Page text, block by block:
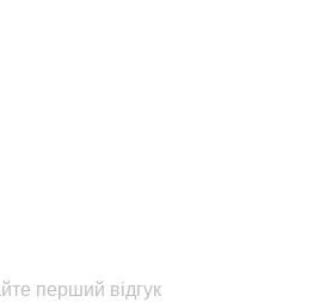
перший відгук